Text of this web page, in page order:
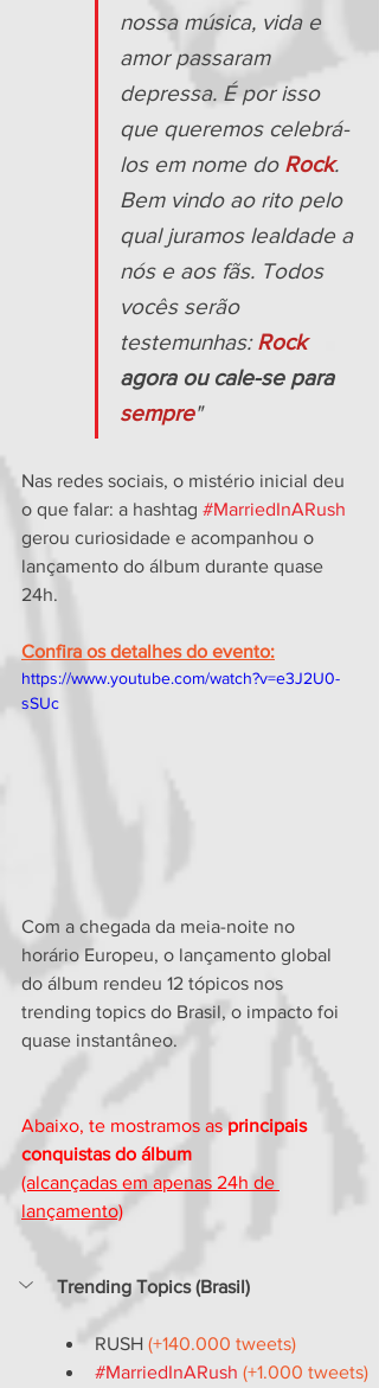
nossa música, vida e
amor passaram
depressa. É por isso
que queremos celebrá-
los em nome do Rock.
Bem vindo ao rito pelo
qual juramos lealdade a
nós e aos fãs. Todos
vocês serão
testemunhas: Rock
agora ou cale-se para
sempre"
Nas redes sociais, o mistério inicial deu
o que falar: a hashtag #MarriedInARush
gerou curiosidade e acompanhou o
lançamento do álbum durante quase
24h.
Confira os detalhes do evento:
https://www.youtube.com/watch?v=e3J2U0-
sSUc
Com a chegada da meia-noite no
horário Europeu, o lançamento global
do álbum rendeu 12 tópicos nos
trending topics do Brasil, o impacto foi
quase instantâneo.
Abaixo, te mostramos as principais
conquistas do álbum
(alcançadas em apenas 24h de
lançamento)
Trending Topics (Brasil)
RUSH (+140.000 tweets)
#MarriedInARush (+1.000 tweets)